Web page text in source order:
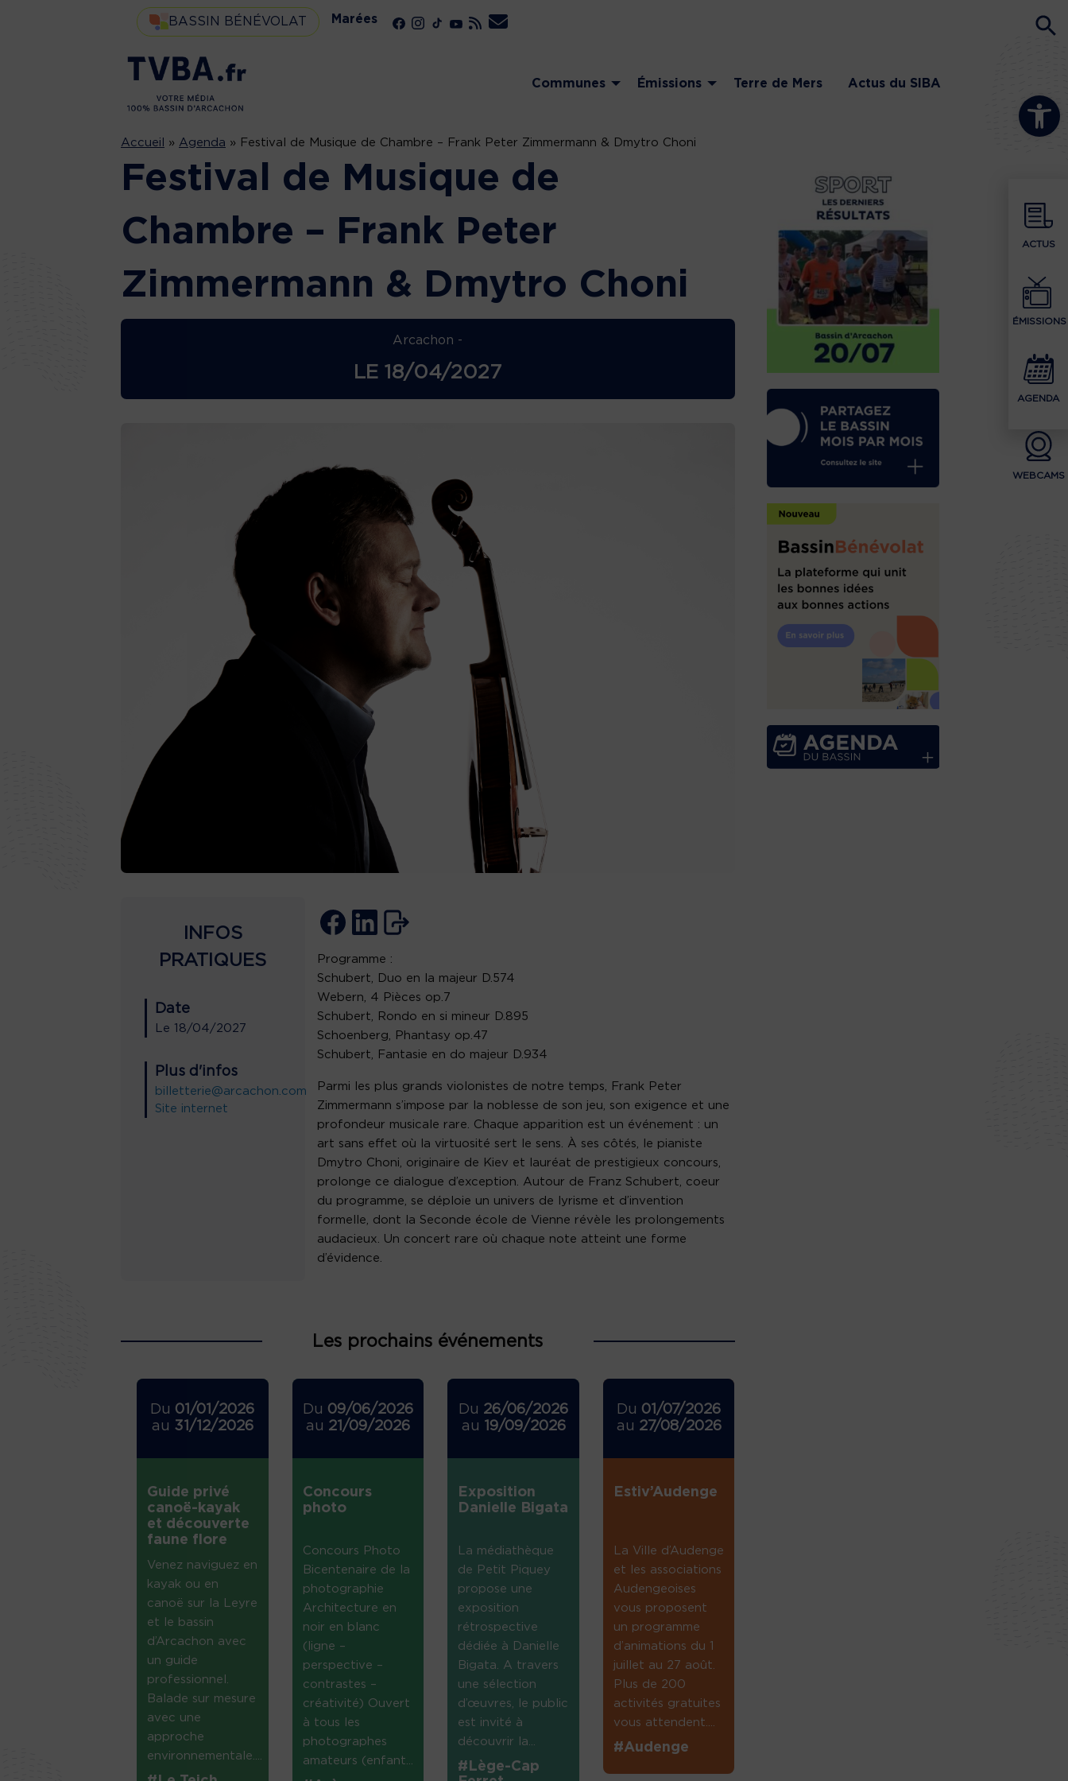
Ouvrir la
ACTUS
ÉMISSIONS
AGENDA
WEBCAMS
BASSIN BÉNÉVOLAT Marées
Communes Émissions Terre de Mers Actus du SIBA
Accueil » Agenda » Festival de Musique de Chambre – Frank Peter Zimmermann & Dmytro Choni
Festival de Musique de
Chambre – Frank Peter
Zimmermann & Dmytro Choni
Arcachon -
LE18/04/2027
INFOS
PRATIQUES
Date
Le 18/04/2027
Plus d'infos
billetterie@arcachon.com
Site internet
Programme :
Schubert, Duo en la majeur D.574
Webern, 4 Pièces op.7
Schubert, Rondo en si mineur D.895
Schoenberg, Phantasy op.47
Schubert, Fantasie en do majeur D.934
Parmi les plus grands violonistes de notre temps, Frank Peter
Zimmermann s’impose par la noblesse de son jeu, son exigence et une
profondeur musicale rare. Chaque apparition est un événement : un
art sans effet où la virtuosité sert le sens. À ses côtés, le pianiste
Dmytro Choni, originaire de Kiev et lauréat de prestigieux concours,
prolonge ce dialogue d’exception. Autour de Franz Schubert, coeur
du programme, se déploie un univers de lyrisme et d’invention
formelle, dont la Seconde école de Vienne révèle les prolongements
audacieux. Un concert rare où chaque note atteint une forme
d’évidence.
Les prochains événements
Du 01/01/2026
au 31/12/2026
Guide privé
canoë-kayak
et découverte
faune flore
Venez naviguez en
kayak ou en
canoë sur la Leyre
et le bassin
d’Arcachon avec
un guide
professionnel.
Balade sur mesure
avec une
approche
environnementale....
Du 09/06/2026
au 21/09/2026
Concours
photo
Concours Photo
Bicentenaire de la
photographie
Architecture en
noir en blanc
(ligne –
perspective –
contrastes –
créativité) Ouvert
à tous les
photographes
amateurs (enfant...
Du 26/06/2026
au 19/09/2026
Exposition
Danielle Bigata
La médiathèque
de Petit Piquey
propose une
exposition
rétrospective
dédiée à Danielle
Bigata. A travers
une sélection
d’œuvres, le public
est invité à
découvrir la...
#Lège-Cap
Du 01/07/2026
au 27/08/2026
Estiv’Audenge
La Ville d’Audenge
et les associations
Audengeoises
vous proposent
un programme
d’animations du 1
juillet au 27 août.
Plus de 200
activités gratuites
vous attendent....
#Audenge